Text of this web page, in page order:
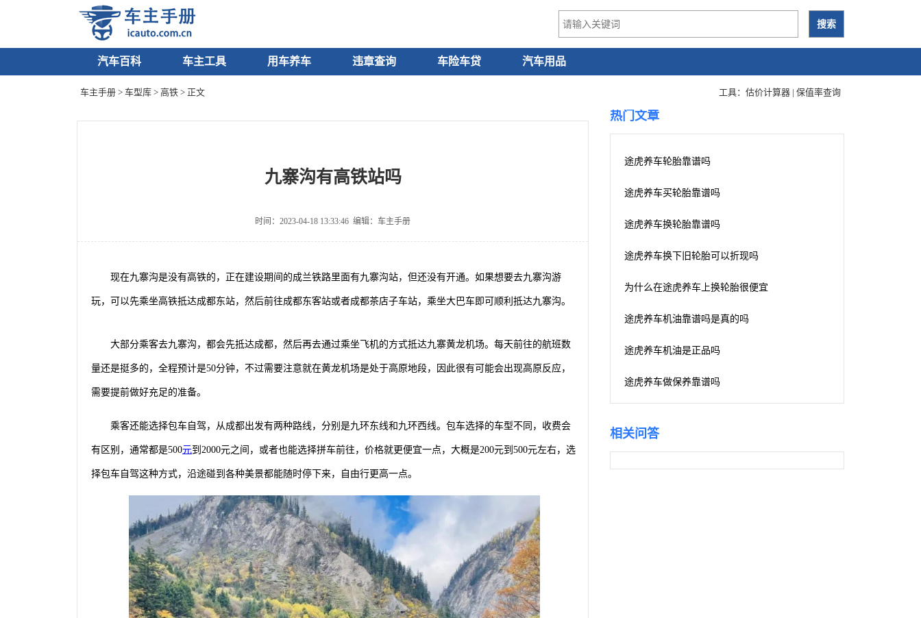
汽车百科 车主工具 用车养车 违章查询 车险车贷 汽车用品
车主手册 > 车型库 > 高铁 > 正文 工具： 估价计算器 | 保值率查询
九寨沟有高铁站吗
时间：2023-04-18 13:33:46 编辑：车主手册
现在九寨沟是没有高铁的，正在建设期间的成兰铁路里面有九寨沟站，但还没有开通。如果想要去九寨沟游
玩，可以先乘坐高铁抵达成都东站，然后前往成都东客站或者成都茶店子车站，乘坐大巴车即可顺利抵达九寨沟。
大部分乘客去九寨沟，都会先抵达成都，然后再去通过乘坐飞机的方式抵达九寨黄龙机场。每天前往的航班数
量还是挺多的，全程预计是50分钟，不过需要注意就在黄龙机场是处于高原地段，因此很有可能会出现高原反应，
需要提前做好充足的准备。
乘客还能选择包车自驾，从成都出发有两种路线，分别是九环东线和九环西线。包车选择的车型不同，收费会
有区别，通常都是500元到2000元之间，或者也能选择拼车前往，价格就更便宜一点，大概是200元到500元左右，选
择包车自驾这种方式，沿途碰到各种美景都能随时停下来，自由行更高一点。
热门文章
途虎养车轮胎靠谱吗
途虎养车买轮胎靠谱吗
途虎养车换轮胎靠谱吗
途虎养车换下旧轮胎可以折现吗
为什么在途虎养车上换轮胎很便宜
途虎养车机油靠谱吗是真的吗
途虎养车机油是正品吗
途虎养车做保养靠谱吗
相关问答